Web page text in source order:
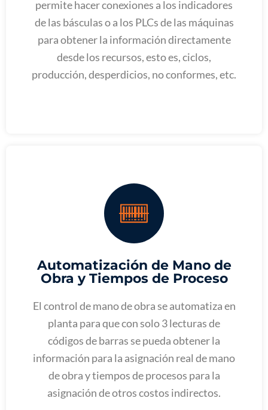
permite hacer conexiones a los indicadores
de las básculas o a los PLCs de las máquinas
para obtener la información directamente
desde los recursos, esto es, ciclos,
producción, desperdicios, no conformes, etc.
Automatización de Mano de
Obra y Tiempos de Proceso
El control de mano de obra se automatiza en
planta para que con solo 3 lecturas de
códigos de barras se pueda obtener la
información para la asignación real de mano
de obra y tiempos de procesos para la
asignación de otros costos indirectos.